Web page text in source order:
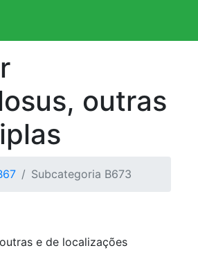
outras
Subcategoria B673
e de localizações